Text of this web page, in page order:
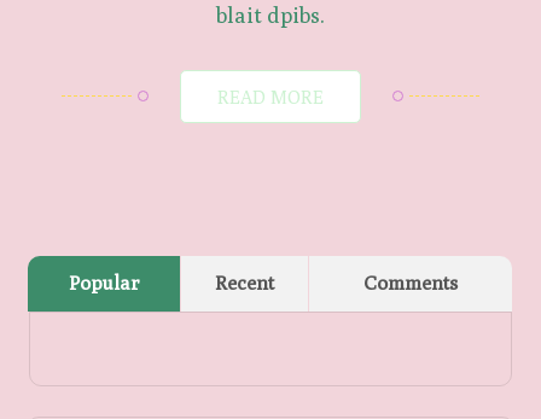
blait dpibs.
READ MORE
Popular Recent Comments